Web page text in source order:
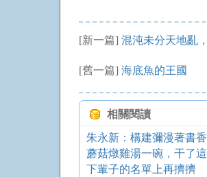
[新一篇] 混沌未分天地亂
[舊一篇] 海底魚的王國
相關閱讀
朱永新：構建彌漫著書
蘑菇燉雞湯一碗，干了
下輩子的名單上再擠擠